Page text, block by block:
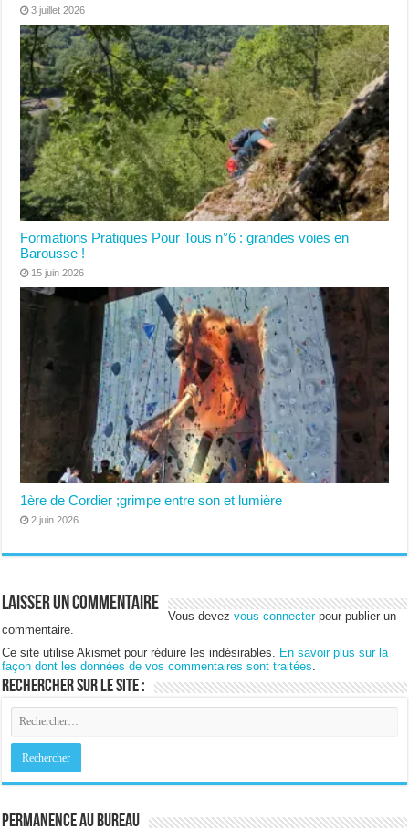
3 juillet 2026
Formations Pratiques Pour Tous n°6 : grandes voies en
Barousse !
15 juin 2026
1ère de Cordier ;grimpe entre son et lumière
2 juin 2026
Laisser un commentaire
Vous devezvous connecterpour publier un
commentaire.
Ce site utilise Akismet pour réduire les indésirables.
En savoir plus sur la
façon dont les données de vos commentaires sont traitées
Rechercher sur le site :
Permanence au bureau